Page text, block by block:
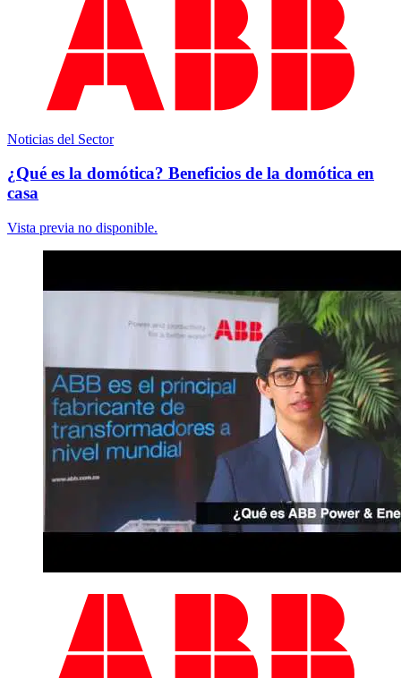
Noticias del Sector
¿Qué es la domótica? Beneficios de la domótica en
casa
Vista previa no disponible.